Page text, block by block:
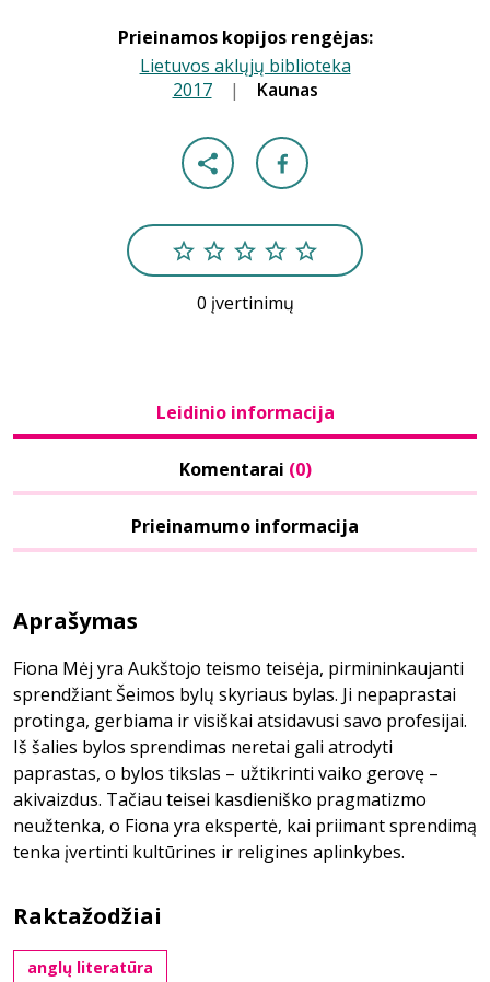
Prieinamos kopijos rengėjas:
Lietuvos aklųjų biblioteka
2017 | Kaunas
0 įvertinimų
Leidinio informacija
Komentarai (0)
Prieinamumo informacija
Aprašymas
Fiona Mėj yra Aukštojo teismo teisėja, pirmininkaujanti
sprendžiant Šeimos bylų skyriaus bylas. Ji nepaprastai
protinga, gerbiama ir visiškai atsidavusi savo profesijai.
Iš šalies bylos sprendimas neretai gali atrodyti
paprastas, o bylos tikslas – užtikrinti vaiko gerovę –
akivaizdus. Tačiau teisei kasdieniško pragmatizmo
neužtenka, o Fiona yra ekspertė, kai priimant sprendimą
tenka įvertinti kultūrines ir religines aplinkybes.
Raktažodžiai
anglų literatūra